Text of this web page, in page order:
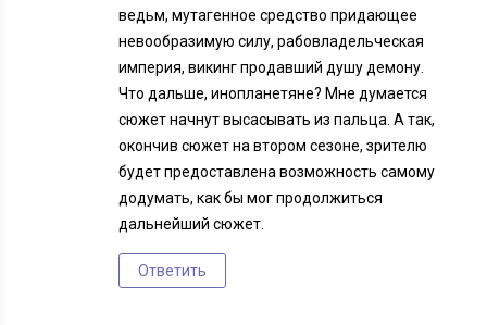
ведьм, мутагенное средство придающее
невообразимую силу, рабовладельческая
империя, викинг продавший душу демону.
Что дальше, инопланетяне? Мне думается
сюжет начнут высасывать из пальца. А так,
окончив сюжет на втором сезоне, зрителю
будет предоставлена возможность самому
додумать, как бы мог продолжиться
дальнейший сюжет.
Ответить